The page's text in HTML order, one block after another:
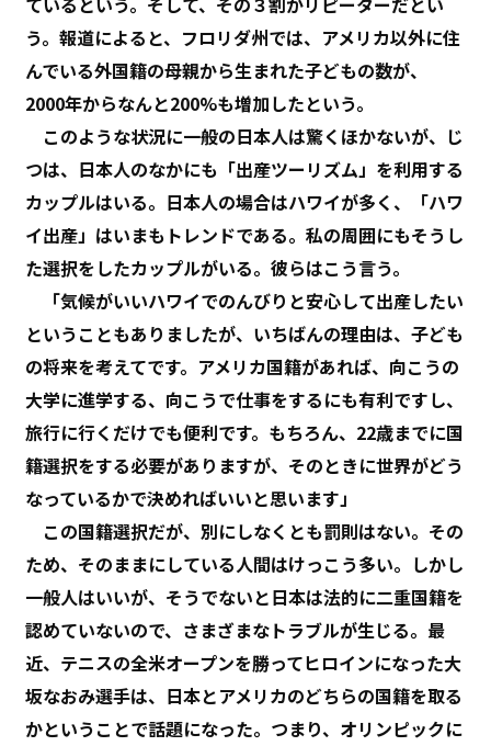
う。報道によると、フロリダ州では、アメリカ以外に住
んでいる外国籍の母親から生まれた子どもの数が、
2000年からなんと200%も増加したという。
このような状況に一般の日本人は驚くほかないが、じ
つは、日本人のなかにも「出産ツーリズム」を利用する
カップルはいる。日本人の場合はハワイが多く、「ハワ
イ出産」はいまもトレンドである。私の周囲にもそうし
た選択をしたカップルがいる。彼らはこう言う。
「気候がいいハワイでのんびりと安心して出産したい
ということもありましたが、いちばんの理由は、子ども
の将来を考えてです。アメリカ国籍があれば、向こうの
大学に進学する、向こうで仕事をするにも有利ですし、
旅行に行くだけでも便利です。もちろん、22歳までに国
籍選択をする必要がありますが、そのときに世界がどう
なっているかで決めればいいと思います」
この国籍選択だが、別にしなくとも罰則はない。その
ため、そのままにしている人間はけっこう多い。しかし
一般人はいいが、そうでないと日本は法的に二重国籍を
認めていないので、さまざまなトラブルが生じる。最
近、テニスの全米オープンを勝ってヒロインになった大
坂なおみ選手は、日本とアメリカのどちらの国籍を取る
かということで話題になった。つまり、オリンピックに